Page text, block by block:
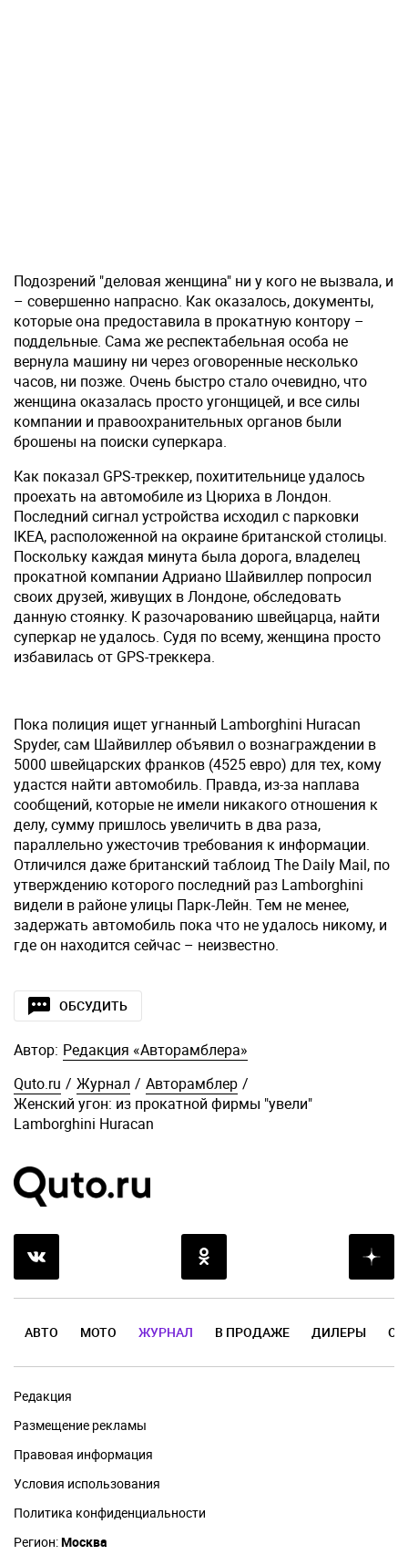
Подозрений "деловая женщина" ни у кого не вызвала, и
– совершенно напрасно. Как оказалось, документы,
которые она предоставила в прокатную контору –
поддельные. Сама же респектабельная особа не
вернула машину ни через оговоренные несколько
часов, ни позже. Очень быстро стало очевидно, что
женщина оказалась просто угонщицей, и все силы
компании и правоохранительных органов были
брошены на поиски суперкара.
Как показал GPS-треккер, похитительнице удалось
проехать на автомобиле из Цюриха в Лондон.
Последний сигнал устройства исходил с парковки
IKEA, расположенной на окраине британской столицы.
Поскольку каждая минута была дорога, владелец
прокатной компании Адриано Шайвиллер попросил
своих друзей, живущих в Лондоне, обследовать
данную стоянку. К разочарованию швейцарца, найти
суперкар не удалось. Судя по всему, женщина просто
избавилась от GPS-треккера.
Пока полиция ищет угнанный Lamborghini Huracan
Spyder, сам Шайвиллер объявил о вознаграждении в
5000 швейцарских франков (4525 евро) для тех, кому
удастся найти автомобиль. Правда, из-за наплава
сообщений, которые не имели никакого отношения к
делу, сумму пришлось увеличить в два раза,
параллельно ужесточив требования к информации.
Отличился даже британский таблоид The Daily Mail, по
утверждению которого последний раз Lamborghini
видели в районе улицы Парк-Лейн. Тем не менее,
задержать автомобиль пока что не удалось никому, и
где он находится сейчас – неизвестно.
ОБСУДИТЬ
Автор: Редакция «Авторамблера»
Quto.ru / Журнал / Авторамблер /
Женский угон: из прокатной фирмы "увели"
Lamborghini Huracan
АВТО МОТО ЖУРНАЛ В ПРОДАЖЕ ДИЛЕРЫ
Редакция
Размещение рекламы
Правовая информация
Условия использования
Политика конфиденциальности
Регион:Москва